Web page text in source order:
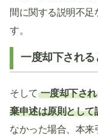
間に関する説明不足
す。
一度却下され
そして 一度却下さ
棄申述は原則として
なかった場合、本